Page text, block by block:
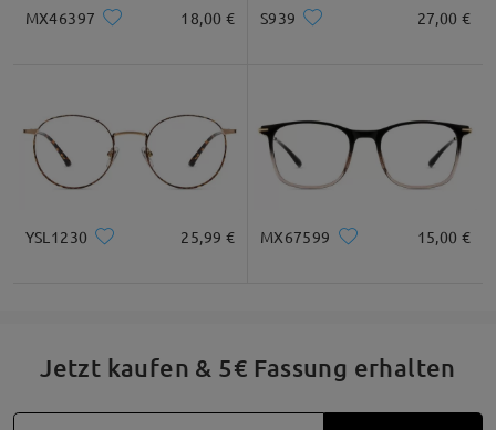
MX46397 18,00 € S939 27,00 €
YSL1230 25,99 € MX67599 15,00 €
Jetzt kaufen & 5€ Fassung erhalten